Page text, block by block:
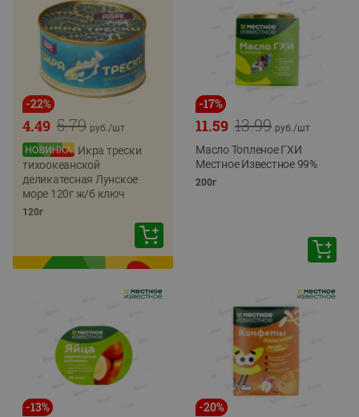
-22%
5.79
4.49 руб./шт
Икра трески
тихоокеанской
деликатесная Лунское
море 120г ж/б ключ
120г
-17%
13.99
11.59 руб./шт
Масло Топленое ГХИ
Местное Известное 99%
200г
-13% -20%